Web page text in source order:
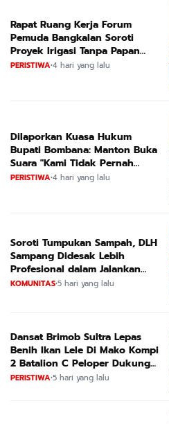
Rapat Ruang Kerja Forum
Pemuda Bangkalan Soroti
Proyek Irigasi Tanpa Papan
Nama
PERISTIWA•4 hari yang lalu
Dilaporkan Kuasa Hukum
Bupati Bombana: Manton Buka
Suara "Kami Tidak Pernah
Menutup Ruang Hak Jawab"
PERISTIWA•4 hari yang lalu
Soroti Tumpukan Sampah, DLH
Sampang Didesak Lebih
Profesional dalam Jalankan
Tugas
KOMUNITAS•5 hari yang lalu
Dansat Brimob Sultra Lepas
Benih Ikan Lele Di Mako Kompi
2 Batalion C Peloper Dukung
ketahanan Pangan Nasional
PERISTIWA•5 hari yang lalu